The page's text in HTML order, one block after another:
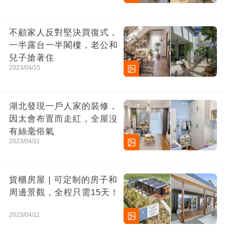
不顧家人反對堅決買復式，
一半露台一半閣樓，老公和
兒子搶著住
2023/04/15
湖北發現一戶人家的裝修，
因太會布置而走紅，全屋沒
有絲毫俗氣
2023/04/11
貨櫃房屋 | 可定制的房子和
周邊景觀，全程只需15天！
2023/04/11